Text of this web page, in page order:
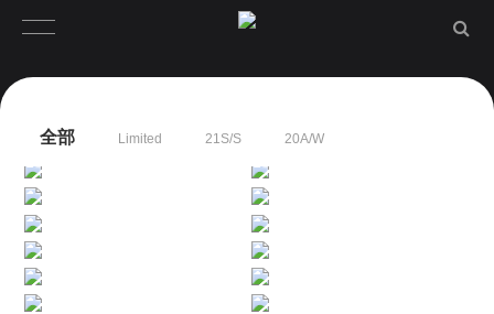
全部 Limited 21S/S 20A/W